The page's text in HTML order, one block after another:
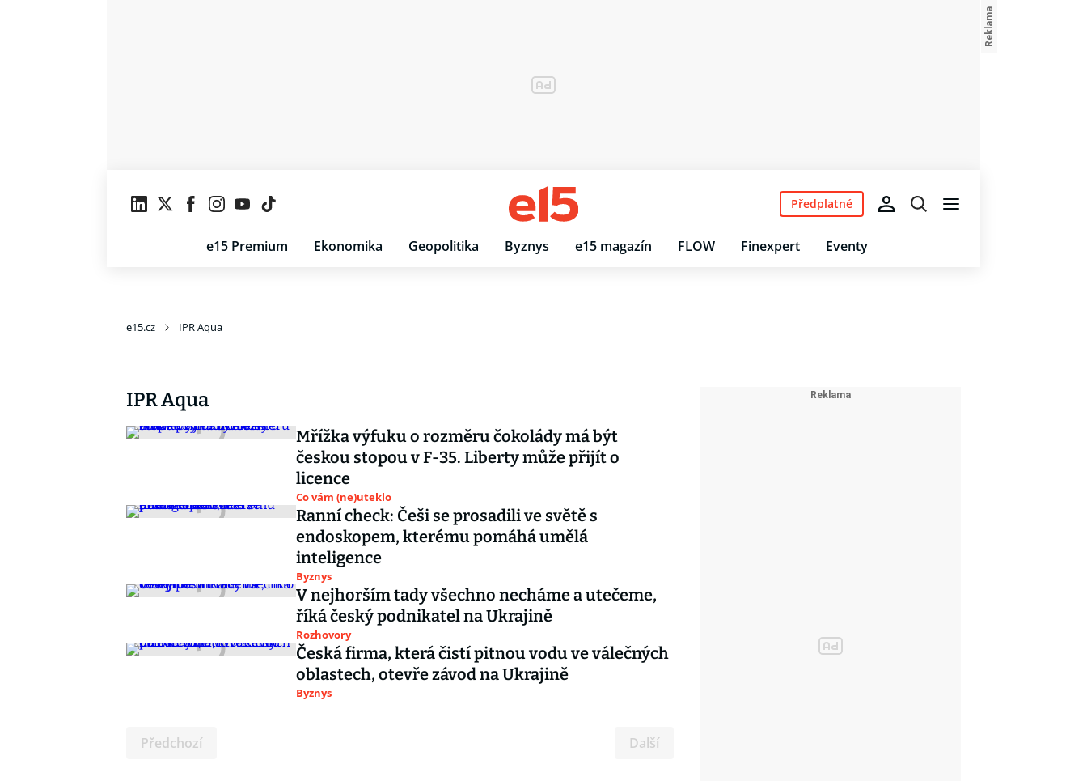
e15 Premium Ekonomika Geopolitika Byznys e15 magazín FLOW Finexpert Eventy
Předplatné
e15.cz IPR Aqua
IPR Aqua
Mřížka výfuku o rozměru čokolády má být
českou stopou v F-35. Liberty může přijít o
licence
Co vám (ne)uteklo
Ranní check: Češi se prosadili ve světě s
endoskopem, kterému pomáhá umělá
inteligence
Byznys
V nejhorším tady všechno necháme a utečeme,
říká český podnikatel na Ukrajině
Rozhovory
Česká firma, která čistí pitnou vodu ve válečných
oblastech, otevře závod na Ukrajině
Byznys
Předchozí Další